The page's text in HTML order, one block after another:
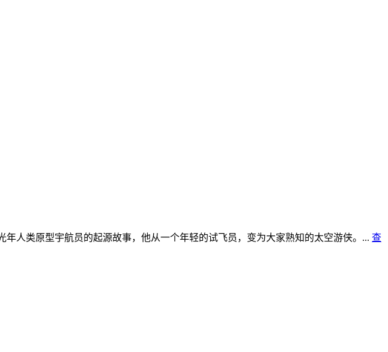
人类原型宇航员的起源故事，他从一个年轻的试飞员，变为大家熟知的太空游侠。... 查